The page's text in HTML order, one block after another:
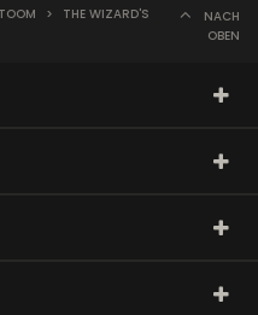
>
THE WIZARD'S
NACH
OBEN